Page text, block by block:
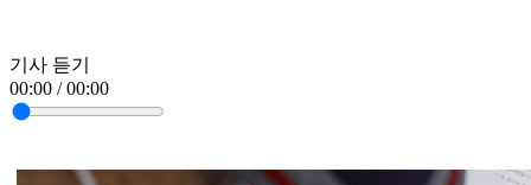
기사 듣기
00:00 / 00:00